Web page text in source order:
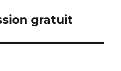
gratuit